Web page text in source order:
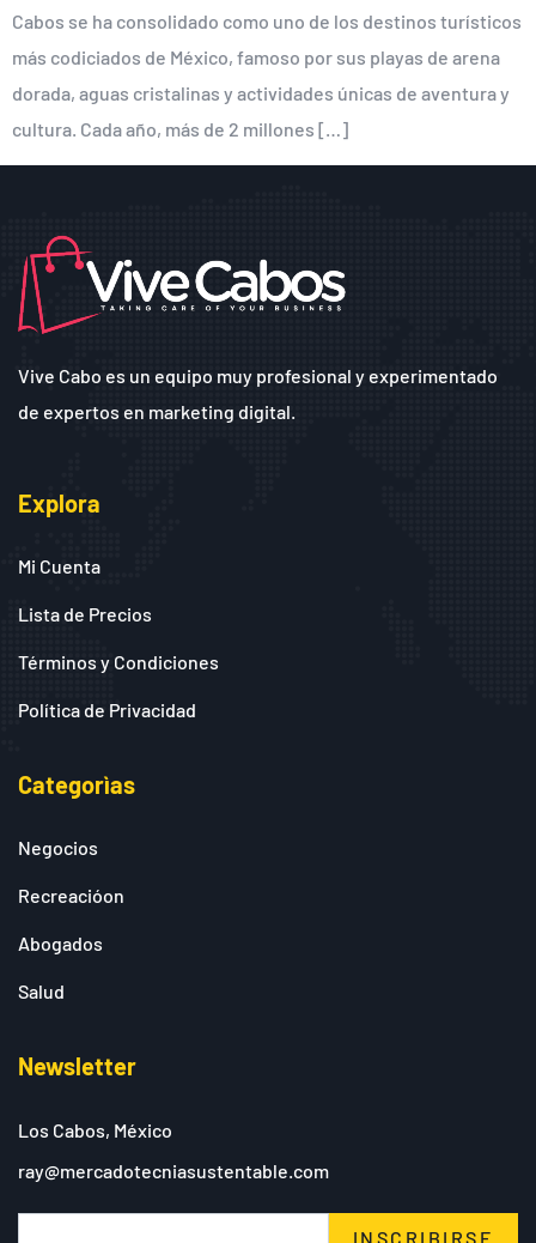
Cabos se ha consolidado como uno de los destinos turísticos
más codiciados de México, famoso por sus playas de arena
dorada, aguas cristalinas y actividades únicas de aventura y
cultura. Cada año, más de 2 millones […]
Vive Cabo es un equipo muy profesional y experimentado
de expertos en marketing digital.
Explora
Mi Cuenta
Lista de Precios
Términos y Condiciones
Política de Privacidad
Categorìas
Negocios
Recreacióon
Abogados
Salud
Newsletter
Los Cabos, México
ray@mercadotecniasustentable.com
INSCRIBIRSE